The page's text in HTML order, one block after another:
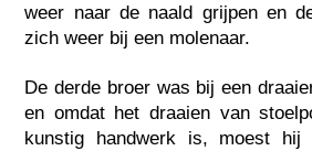
weer naar de naald grijpen en
zich weer bij een molenaar.
De derde broer was bij een
en omdat het draaien van
kunstig handwerk is, moest hij